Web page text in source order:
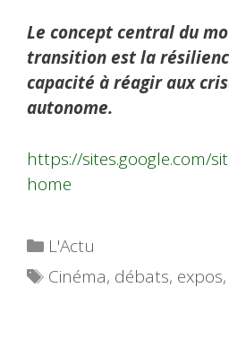
Le concept central du
transition est la
capacité à réagir aux
autonome.
https://sites.google.com/
home
Catégories
L'Actu
Étiquettes
Cinéma, débats, expos